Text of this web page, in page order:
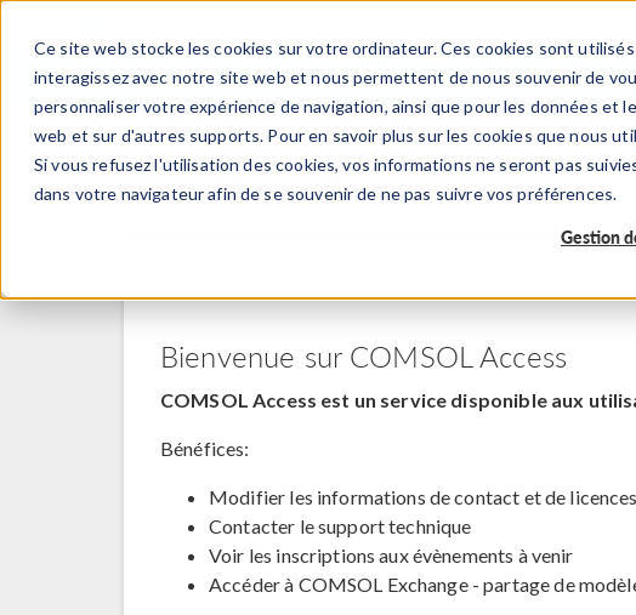
Ce site web stocke les cookies sur votre ordinateur. Ces cookies sont
interagissez avec notre site web et nous permettent de nous souvenir de
personnaliser votre expérience de navigation, ainsi que pour les données et
web et sur d'autres supports. Pour en savoir plus sur les cookies que nous
Si vous refusez l'utilisation des cookies, vos informations ne seront pas
dans votre navigateur afin de se souvenir de ne pas suivre vos préférences.
Gestion
PRODUITS
COMSOL Access
Bienvenue sur COMSOL Access
COMSOL Access est un service disponible aux
Bénéfices:
Modifier les informations de contact et de licences
Contacter le support technique
Voir les inscriptions aux évènements à venir
Accéder à COMSOL Exchange - partage de